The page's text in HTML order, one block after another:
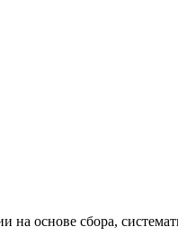
основе сбора,